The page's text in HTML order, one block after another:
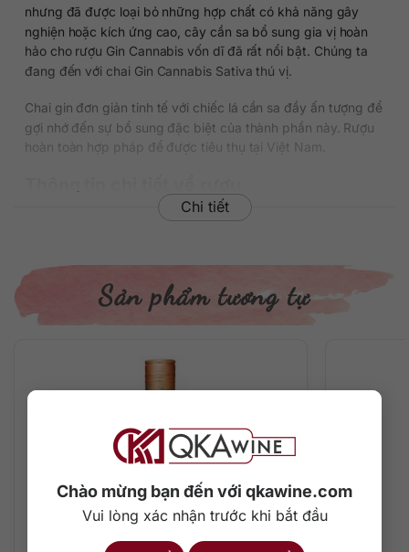
Chào mừng bạn đến với qkawine.com
Vui lòng xác nhận trước khi bắt đầu
nhưng đã được loại bỏ những hợp chất có khả năng gây
nghiện hoặc kích ứng cao, cây cần sa bổ sung gia vị hoàn
hảo cho rượu Gin Cannabis vốn dĩ đã rất nổi bật. Chúng ta
đang đến với chai Gin Cannabis Sativa thú vị.
Chai gin đơn giản tinh tế với chiếc lá cần sa đầy ấn tượng để
gợi nhớ đến sự bổ sung đặc biệt của thành phần này. Rượu
hoàn toàn hợp pháp để được tiêu thụ tại Việt Nam.
Dung tích: 700ml
Màu sắc: Màu xanh lá pastel siêu nhạt
Mô tả hương vị rượu và cách thưởng thức
một số thảo mộc đặc trưng đã làm nên hương thơm độc đáo
nổi bật với: Mùi của cây cần sa, citrus, jupiner và một số loại
hạt. Trên vị giác là sự mềm mại trượt nhẹ, sáng sủa, hấp dẫn
của cây cần sa, quả bách xù, rau mùi và hương citrus cam
chanh tươi mát.
Chi tiết
Sản phẩm tương tự